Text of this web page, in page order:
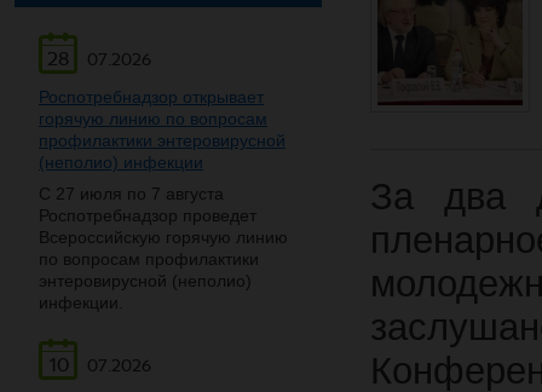
28
07.2026
Роспотребнадзор открывает
горячую линию по вопросам
профилактики энтеровирусной
(неполио) инфекции
С 27 июля по 7 августа
Роспотребнадзор проведет
Всероссийскую горячую линию
по вопросам профилактики
энтеровирусной (неполио)
инфекции.
10
07.2026
За два